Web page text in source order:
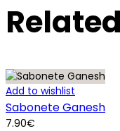
Add to wishlist
Sabonete Ganesh
7.90€